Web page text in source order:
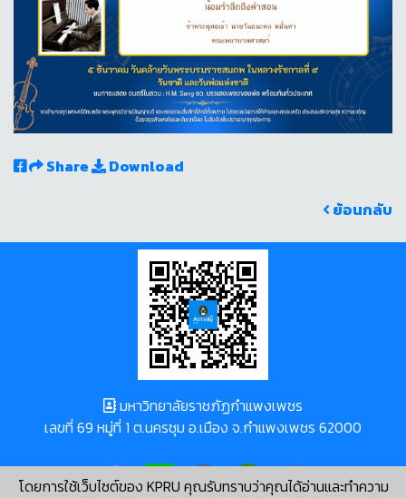
Share
Download
ย้อนกลับ
โดยการใช้เว็บไซต์ของ KPRU คุณรับทราบว่าคุณได้อ่านและทำความ
มหาวิทยาลัยราชภัฏกำแพงเพชร
เลขที่ 69 หมู่ที่ 1 ต.นครชุม อ.เมือง จ.กำแพงเพชร 62000